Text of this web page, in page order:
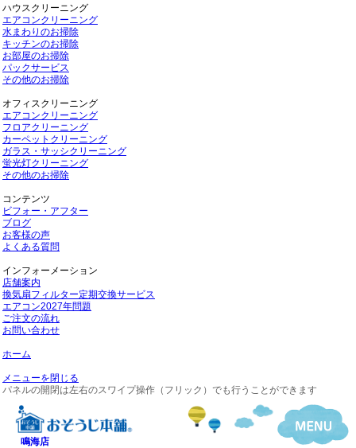
ハウスクリーニング
エアコンクリーニング
水まわりのお掃除
キッチンのお掃除
お部屋のお掃除
パックサービス
その他のお掃除
オフィスクリーニング
エアコンクリーニング
フロアクリーニング
カーペットクリーニング
ガラス・サッシクリーニング
蛍光灯クリーニング
その他のお掃除
コンテンツ
ビフォー・アフター
ブログ
お客様の声
よくある質問
インフォーメーション
店舗案内
換気扇フィルター定期交換サービス
エアコン2027年問題
ご注文の流れ
お問い合わせ
ホーム
メニューを閉じる
パネルの開閉は左右のスワイプ操作（フリック）でも行うことができます
鳴海店